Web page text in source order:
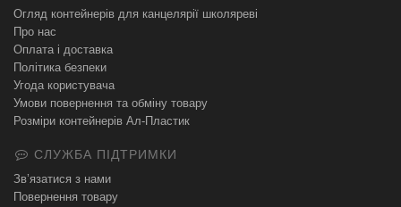
Огляд контейнерів для канцелярії школяреві
Про нас
Оплата і доставка
Політика безпеки
Угода користувача
Умови повернення та обміну товару
Розміри контейнерів Ал-Пластик
СЛУЖБА ПІДТРИМКИ
Зв’язатися з нами
Повернення товару